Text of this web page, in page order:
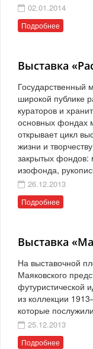
02.01.2014
Подробнее
Выставка
Государственный
широкой публике
кураторов и
основных фондах
открывает цикл
жизни и
закрытых
изофонда,
26.12.2013
Подробнее
Выставка
На выставочной
Маяковского
футуристической
из коллекции
которые
25.12.2013
Подробнее